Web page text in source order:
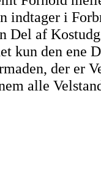
indtager i
Del af
kun den ene
der er
alle